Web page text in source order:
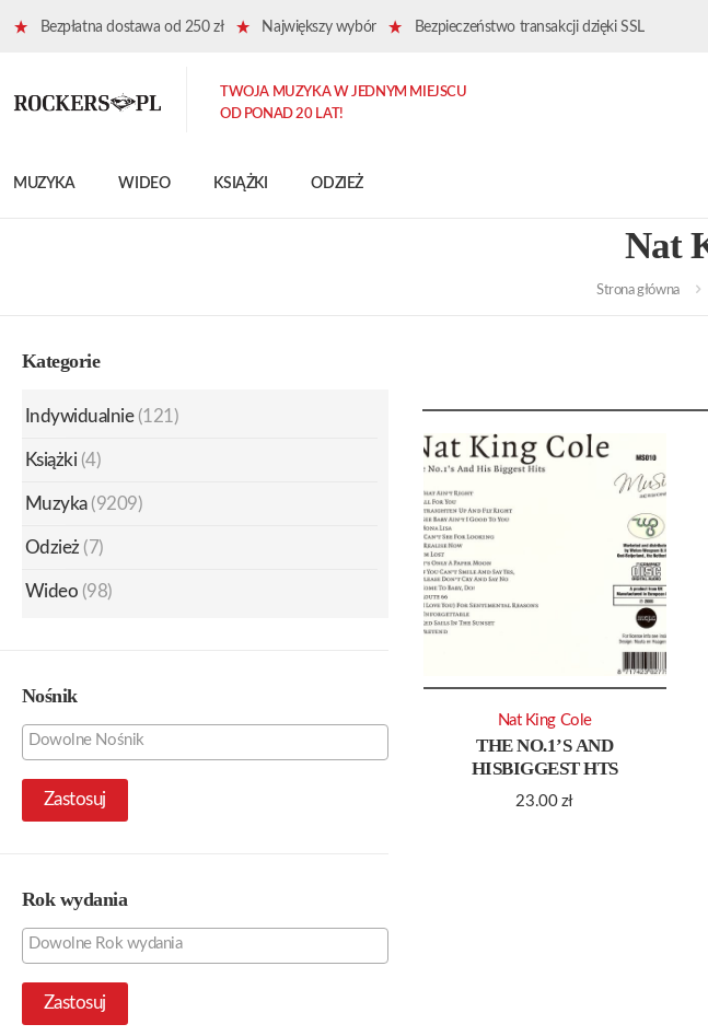
Bezpłatna dostawa od 250 zł Największy wybór Bezpieczeństwo transakcji dzięki SSL
MUZYKA WIDEO KSIĄŻKI ODZIEŻ
TWOJA MUZYKA W JEDNYM MIEJSCU
OD PONAD 20 LAT!
Nat
Strona główna
THE NO.1’S AND
HISBIGGEST HTS
23.00 zł
Nat King Cole
Kategorie
Indywidualnie (121)
Książki (4)
Muzyka (9209)
Odzież (7)
Wideo (98)
Nośnik
Zastosuj
Rok wydania
Zastosuj